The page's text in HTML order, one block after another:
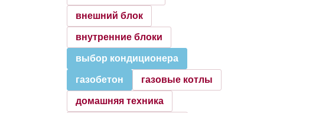
внешний блок
внутренние блоки
выбор кондиционера
газобетон газовые котлы
домашняя техника